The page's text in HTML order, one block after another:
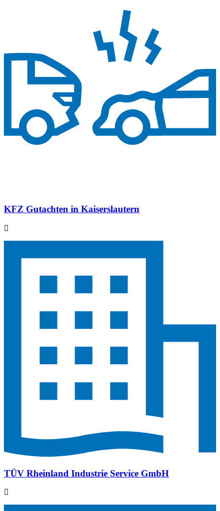
KFZ Gutachten in Kaiserslautern
TÜV Rheinland Industrie Service GmbH